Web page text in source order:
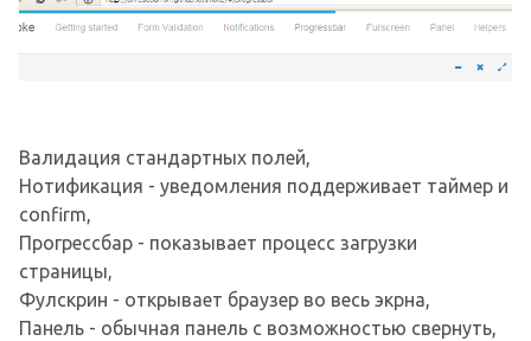
Валидация стандартных полей,
Нотификация - уведомления поддерживает таймер и
confirm,
Прогрессбар - показывает процесс загрузки
страницы,
Фулскрин - открывает браузер во весь экрна,
Панель - обычная панель с возможностью свернуть,